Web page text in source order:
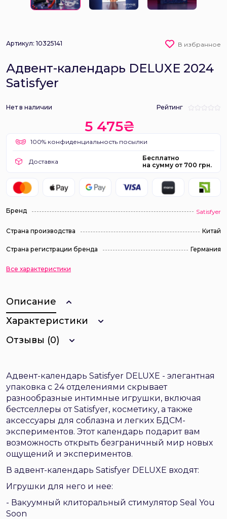
Артикул: 10325141 В избранное
Адвент-календарь DELUXE 2024
Satisfyer
Нет в наличии Рейтинг
5 475₴
100% конфиденциальность посылки
Доставка
Бесплатно
на сумму от 700 грн.
Бренд Satisfyer
Страна производства Китай
Страна регистрации бренда Германия
Все характеристики
Описание
Характеристики
Отзывы (0)
Адвент-календарь Satisfyer DELUXE - элегантная
упаковка с 24 отделениями скрывает
разнообразные интимные игрушки, включая
бестселлеры от Satisfyer, косметику, а также
аксессуары для соблазна и легких БДСМ-
экспериментов. Этот календарь подарит вам
возможность открыть безграничный мир новых
ощущений и экспериментов.
В адвент-календарь Satisfyer DELUXE входят:
Игрушки для него и нее:
- Вакуумный клиторальный стимулятор Seal You
Soon